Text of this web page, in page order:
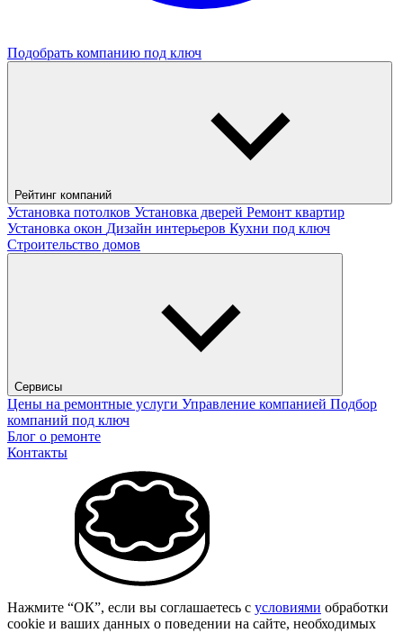
Подобрать компанию под ключ
Рейтинг компаний
Установка потолков Установка дверей Ремонт квартир
Установка окон Дизайн интерьеров Кухни под ключ
Строительство домов
Сервисы
Цены на ремонтные услуги Управление компанией Подбор
компаний под ключ
Блог о ремонте
Контакты
Нажмите “ОК”, если вы соглашаетесь с условиями обработки
cookie и ваших данных о поведении на сайте, необходимых